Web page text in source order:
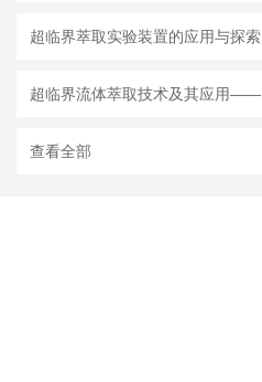
超临界萃取实验装置的应用与探索
查看全部